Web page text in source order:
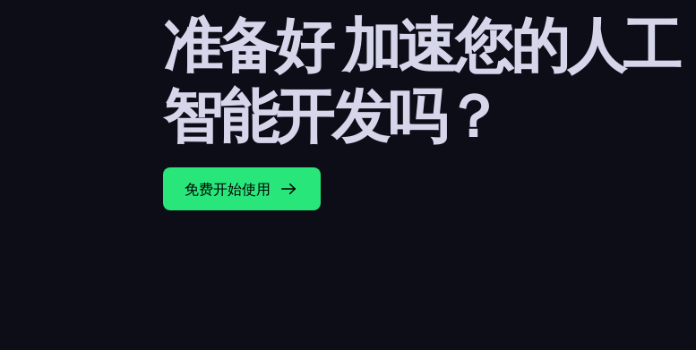
准备好 加速您的人工
智能开发吗？
免费开始使用